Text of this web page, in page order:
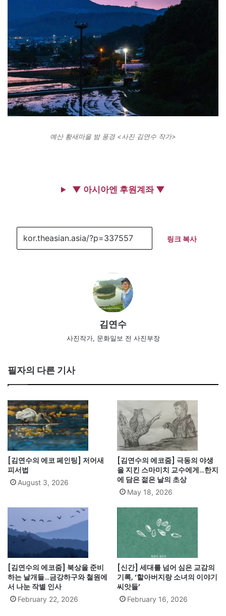
예산 황새마을 밤 풍경 <사진 김연수 작가>
▼ 아시아엔 후원계좌 ▼
링크 복사
김연수
사진작가, 문화일보 전 사진부장
필자의 다른 기사
[김연수의 에코 페인팅] 저어새
피서법
August 3, 2026
[김연수의 에코줌] 극동의 야생
을 지킨 스마미치 교수에게…한지
에 담은 젊은 날의 초상
May 18, 2026
[김연수의 에코줌] 북상을 준비
하는 날개들…금강하구와 철원에
서 나눈 작별 인사
February 22, 2026
[신간] 세대를 넘어 심은 교감의
기록, ‘할아버지랑 소녀의 이야기
씨앗들’
February 16, 2026